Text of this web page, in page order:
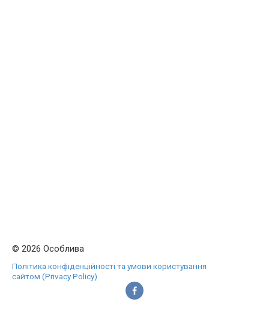
© 2026 Особлива
Політика конфіденційності та умови користування
сайтом (Privacy Policy)